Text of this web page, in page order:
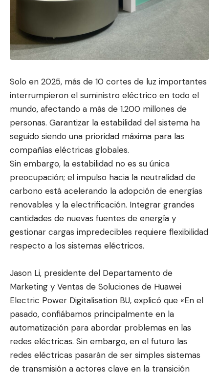
Solo en 2025, más de 10 cortes de luz importantes
interrumpieron el suministro eléctrico en todo el
mundo, afectando a más de 1.200 millones de
personas. Garantizar la estabilidad del sistema ha
seguido siendo una prioridad máxima para las
compañías eléctricas globales.
Sin embargo, la estabilidad no es su única
preocupación; el impulso hacia la neutralidad de
carbono está acelerando la adopción de energías
renovables y la electrificación. Integrar grandes
cantidades de nuevas fuentes de energía y
gestionar cargas impredecibles requiere flexibilidad
respecto a los sistemas eléctricos.
Jason Li, presidente del Departamento de
Marketing y Ventas de Soluciones de Huawei
Electric Power Digitalisation BU, explicó que «En el
pasado, confiábamos principalmente en la
automatización para abordar problemas en las
redes eléctricas. Sin embargo, en el futuro las
redes eléctricas pasarán de ser simples sistemas
de transmisión a actores clave en la transición